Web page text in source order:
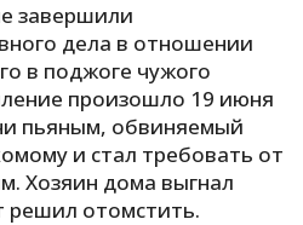
П
Р
завершили
дела в отношении
в поджоге чужого
произошло 19 июня
пьяным, обвиняемый
и стал требовать от
Хозяин дома выгнал
решил отомстить.